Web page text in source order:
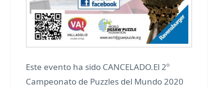
Este evento ha sido CANCELADO.El 2º
Campeonato de Puzzles del Mundo 2020